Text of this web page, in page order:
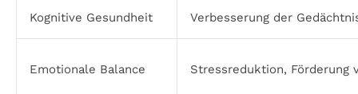
Kognitive Gesundheit Verbesserung der
Emotionale Balance Stressreduktion, Förderung